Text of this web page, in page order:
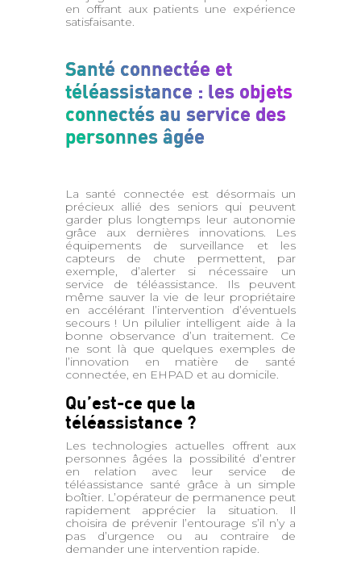
en offrant aux patients une expérience
satisfaisante.
Santé connectée et
téléassistance : les objets
connectés au service des
personnes âgée
La santé connectée est désormais un
précieux allié des seniors qui peuvent
garder plus longtemps leur autonomie
grâce aux dernières innovations. Les
équipements de surveillance et les
capteurs de chute permettent, par
exemple, d’alerter si nécessaire un
service de téléassistance. Ils peuvent
même sauver la vie de leur propriétaire
en accélérant l’intervention d’éventuels
secours ! Un pilulier intelligent aide à la
bonne observance d’un traitement. Ce
ne sont là que quelques exemples de
l’innovation en matière de santé
connectée, en EHPAD et au domicile.
Qu’est-ce que la
téléassistance ?
Les technologies actuelles offrent aux
personnes âgées la possibilité d’entrer
en relation avec leur service de
téléassistance santé grâce à un simple
boîtier. L’opérateur de permanence peut
rapidement apprécier la situation. Il
choisira de prévenir l’entourage s’il n’y a
pas d’urgence ou au contraire de
demander une intervention rapide.